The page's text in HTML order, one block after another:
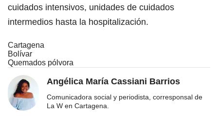
cuidados intensivos, unidades de cuidados
intermedios hasta la hospitalización.
Cartagena
Bolívar
Quemados pólvora
Angélica María Cassiani Barrios
Comunicadora social y periodista, corresponsal de
La W en Cartagena.